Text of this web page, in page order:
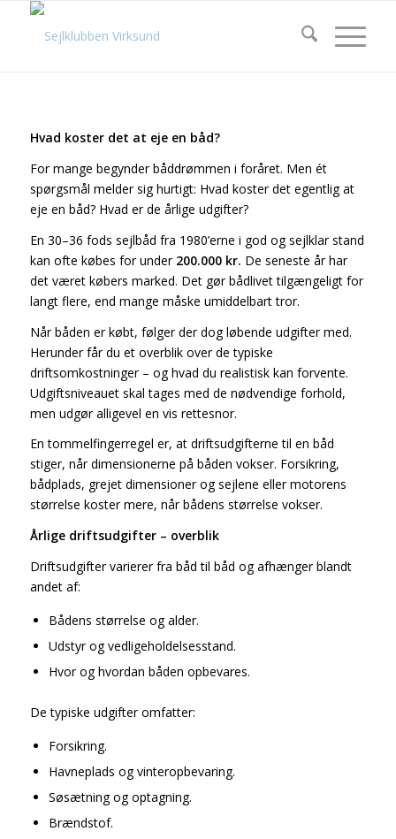
Hvad koster det at eje en båd?
For mange begynder båddrømmen i foråret. Men ét
spørgsmål melder sig hurtigt: Hvad koster det egentlig at
eje en båd? Hvad er de årlige udgifter?
En 30–36 fods sejlbåd fra 1980’erne i god og sejlklar stand
kan ofte købes for under 200.000 kr. De seneste år har
det været købers marked. Det gør bådlivet tilgængeligt for
langt flere, end mange måske umiddelbart tror.
Når båden er købt, følger der dog løbende udgifter med.
Herunder får du et overblik over de typiske
driftsomkostninger – og hvad du realistisk kan forvente.
Udgiftsniveauet skal tages med de nødvendige forhold,
men udgør alligevel en vis rettesnor.
En tommelfingerregel er, at driftsudgifterne til en båd
stiger, når dimensionerne på båden vokser. Forsikring,
bådplads, grejet dimensioner og sejlene eller motorens
størrelse koster mere, når bådens størrelse vokser.
Årlige driftsudgifter – overblik
Driftsudgifter varierer fra båd til båd og afhænger blandt
andet af:
Bådens størrelse og alder.
Udstyr og vedligeholdelsesstand.
Hvor og hvordan båden opbevares.
De typiske udgifter omfatter:
Forsikring.
Havneplads og vinteropbevaring.
Søsætning og optagning.
Brændstof.